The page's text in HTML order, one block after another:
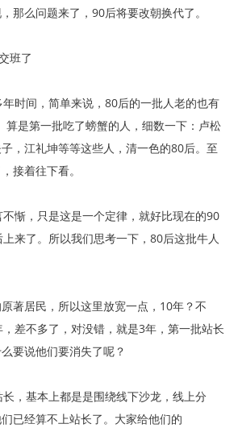
那么问题来了，90后将要改朝换代了。
班了
时间，简单来说，80后的一批人老的也有
算是第一批吃了螃蟹的人，细数一下：卢松
，江礼坤等等这些人，清一色的80后。至
接着往下看。
惭，只是这是一个定律，就好比现在的90
来了。所以我们思考一下，80后这批牛人
著居民，所以这里放宽一点，10年？不
差不多了，对没错，就是3年，第一批站长
要说他们要消失了呢？
，基本上都是是围绕线下沙龙，线上分
已经算不上站长了。大家给他们的